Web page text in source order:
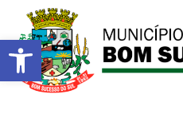
Barra de